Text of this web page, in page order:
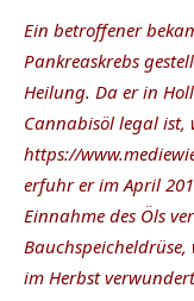
Ein betroffener
Pankreaskrebs
Heilung. Da er in
Cannabisöl legal
https://
erfuhr er im April
Einnahme des Öls
Bauchspeicheldrüse,
im Herbst